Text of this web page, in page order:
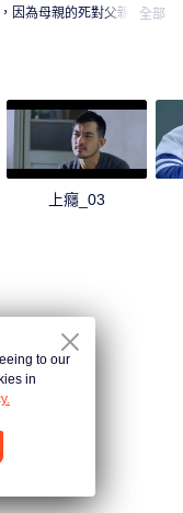
因為母親的死對父親一直
全部
上癮_03
to our
in